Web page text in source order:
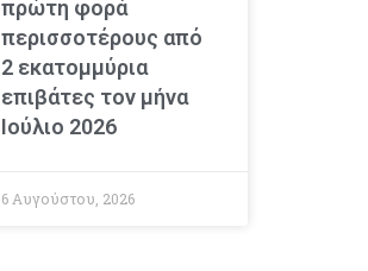
πρώτη φορά
περισσοτέρους από
2 εκατομμύρια
επιβάτες τον μήνα
Ιούλιο 2026
6 Αυγούστου, 2026